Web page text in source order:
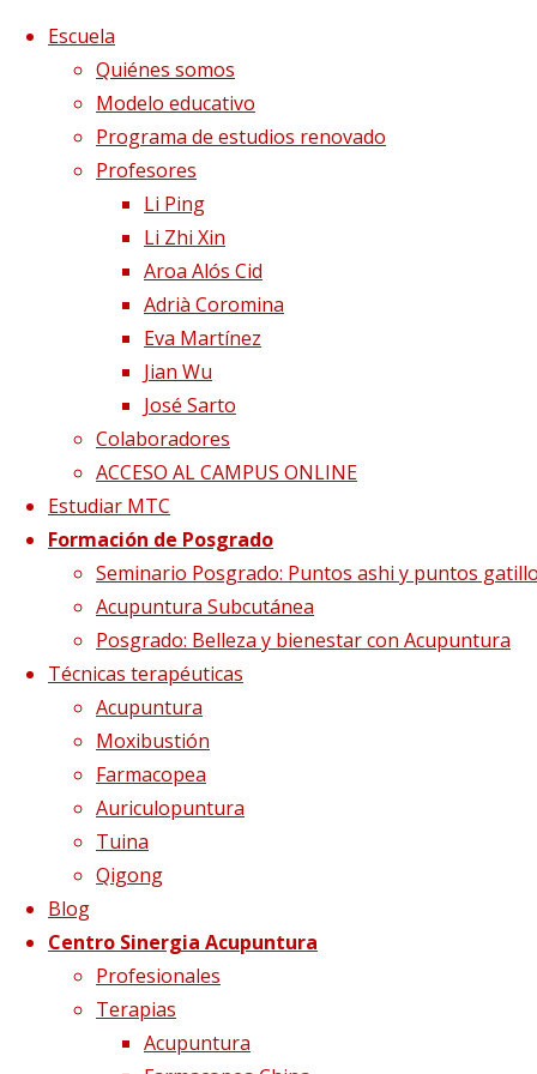
Saltar al contenido
Escuela
Quiénes somos
Modelo educativo
Programa de estudios renovado
Profesores
Li Ping
Li Zhi Xin
Aroa Alós Cid
Adrià Coromina
Eva Martínez
Jian Wu
José Sarto
Colaboradores
ACCESO AL CAMPUS ONLINE
Estudiar MTC
Formación de Posgrado
Seminario Posgrado: Puntos ashi y puntos
Acupuntura Subcutánea
Posgrado: Belleza y bienestar con Acupuntura
Técnicas terapéuticas
Acupuntura
Moxibustión
Farmacopea
Auriculopuntura
Tuina
Qigong
Blog
Centro Sinergia Acupuntura
Profesionales
Terapias
Acupuntura
Página de InicioPublicaciones etiquetadas
"endometrio"
Etiqueta:endometrio
El útero, el «Palacio del
feto»